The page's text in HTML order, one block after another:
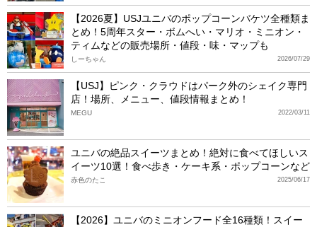
【2026夏】USJユニバのポップコーンバケツ全種類ま
とめ！5周年スター・ボムへい・マリオ・ミニオン・
ティムなどの販売場所・値段・味・マップも
2026/07/29
しーちゃん
【USJ】ピンク・クラウドはパーク外のシェイク専門
店！場所、メニュー、値段情報まとめ！
2022/03/11
MEGU
ユニバの絶品スイーツまとめ！絶対に食べてほしいス
イーツ10選！食べ歩き・ケーキ系・ポップコーンなど
2025/06/17
赤色のたこ
【2026】ユニバのミニオンフード全16種類！スイー